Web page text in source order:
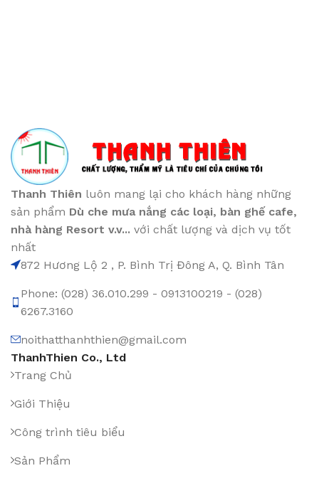
Thanh Thiên luôn mang lại cho khách hàng những
sản phẩm Dù che mưa nắng các loại, bàn ghế cafe,
nhà hàng Resort v.v... với chất lượng và dịch vụ tốt
nhất
872 Hương Lộ 2 , P. Bình Trị Đông A, Q. Bình Tân
Phone: (028) 36.010.299 - 0913100219 - (028)
6267.3160
noithatthanhthien@gmail.com
ThanhThien Co., Ltd
Trang Chủ
Giới Thiệu
Công trình tiêu biểu
Sản Phẩm